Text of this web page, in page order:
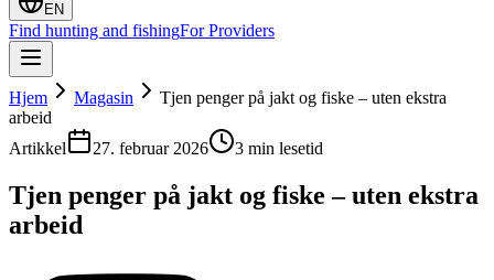
EN
Find hunting and fishingFor Providers
Hjem Magasin
Tjen penger på jakt og fiske – uten ekstra
arbeid
Artikkel
27. februar 2026 3 min lesetid
Tjen penger på jakt og fiske – uten ekstra
arbeid